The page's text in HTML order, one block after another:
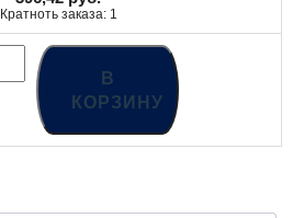
Кратноть заказа: 1
В
КОРЗИНУ